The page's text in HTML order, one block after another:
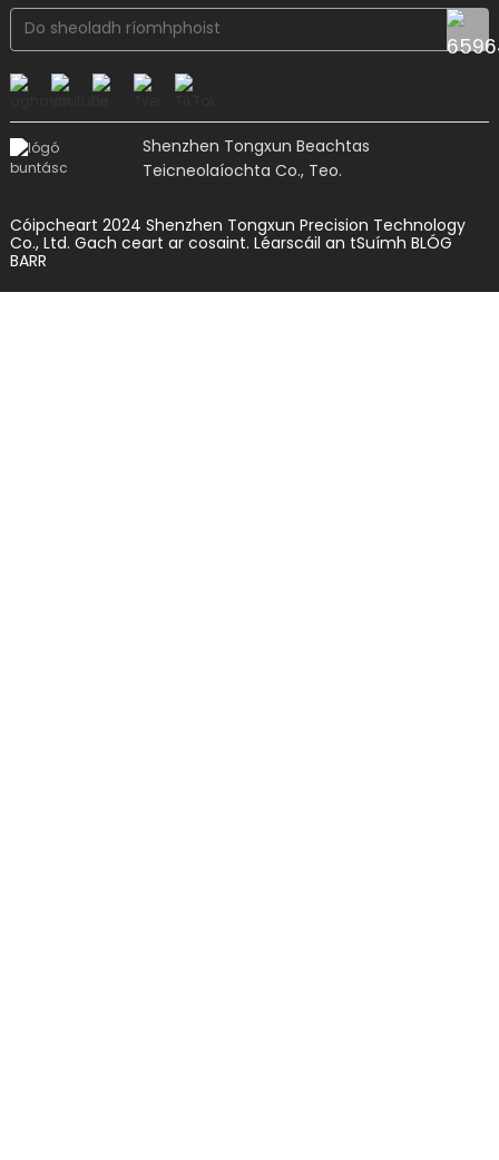
Shenzhen Tongxun Beachtas
Teicneolaíochta Co., Teo.
Cóipcheart 2024 Shenzhen Tongxun Precision Technology
Co., Ltd. Gach ceart ar cosaint. Léarscáil an tSuímh BLÓG
BARR